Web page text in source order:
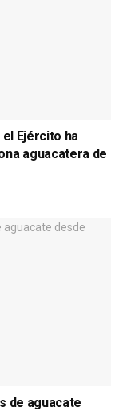
Ejército ha
aguacatera de
de aguacate